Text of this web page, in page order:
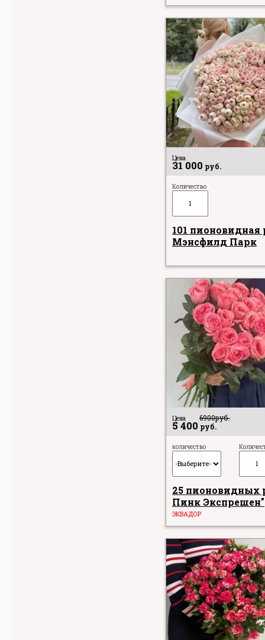
Цена
31 000 руб.
Количество
101 пионовидная
Мэнсфилд Парк
Цена 6900руб.
5 400 руб.
количество
25 пионовидных
Пинк Экспрешен"
ЭКВАДОР